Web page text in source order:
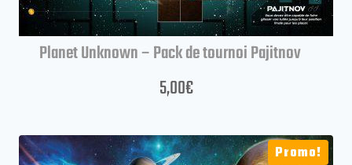
Planet Unknown – Pack de tournoi Pajitnov
5,00€
Promo!